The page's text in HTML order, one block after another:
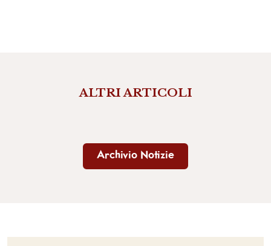
ALTRI ARTICOLI
Archivio Notizie